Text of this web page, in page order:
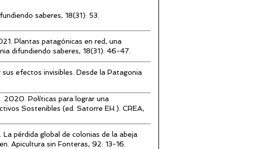
saberes, 18(31): 53.
Plantas patagónicas en red, una
difundiendo saberes, 18(31): 46-47.
efectos invisibles. Desde la Patagonia
2020. Políticas para lograr una
Sostenibles (ed. Satorre EH.). CREA,
pérdida global de colonias de la abeja
Apicultura sin Fonteras, 92: 13-16.